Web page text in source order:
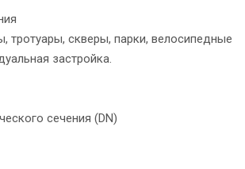
тротуары, скверы, парки, велосипедные
застройка.
сечения (DN)